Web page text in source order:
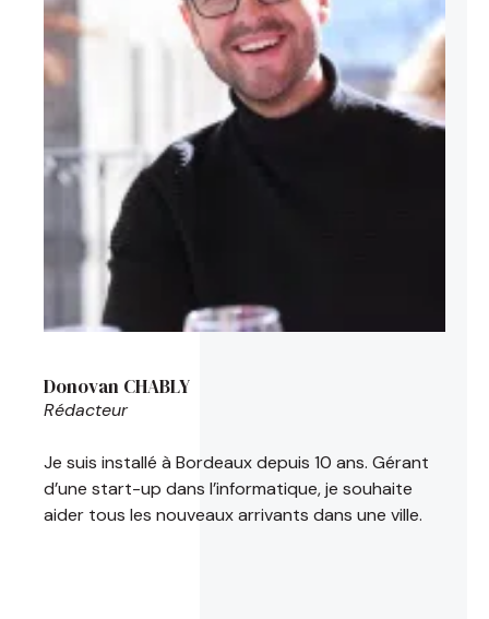
Donovan CHABLY
Rédacteur
Je suis installé à Bordeaux depuis 10 ans. Gérant
d’une start-up dans l’informatique, je souhaite
aider tous les nouveaux arrivants dans une ville.